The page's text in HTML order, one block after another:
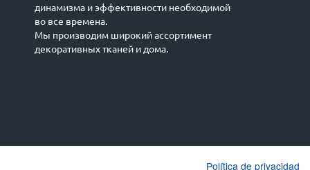
динамизма и эффективности необходимой
во все времена.
Мы производим широкий ассортимент
декоративных тканей и дома.
English (UK)
Política de privacidad